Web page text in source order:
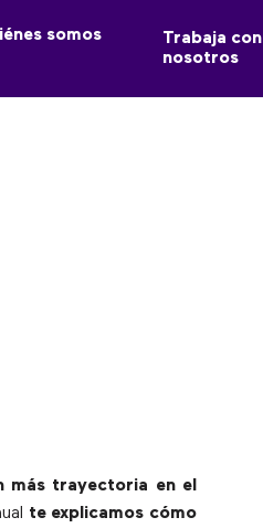
somos
Trabaja con
nosotros
más trayectoria en el
te explicamos cómo